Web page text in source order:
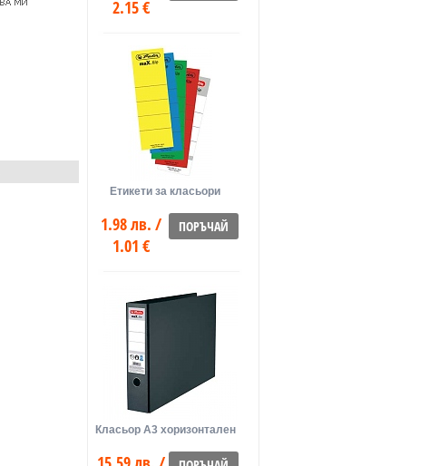
2.15 €
ПОРЪЧАЙ
1.98 лв. /
1.01 €
Етикети за класьори
Класьор А3 хоризонтален